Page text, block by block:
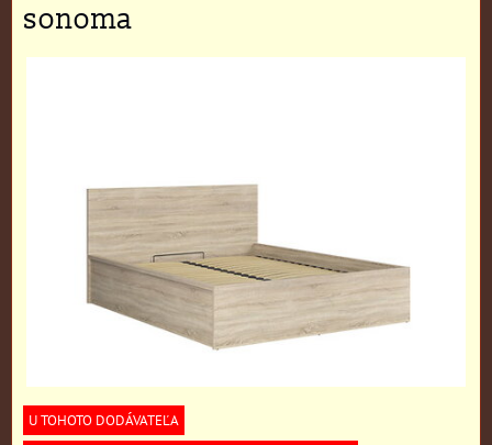
sonoma
U TOHOTO DODÁVATEĽA